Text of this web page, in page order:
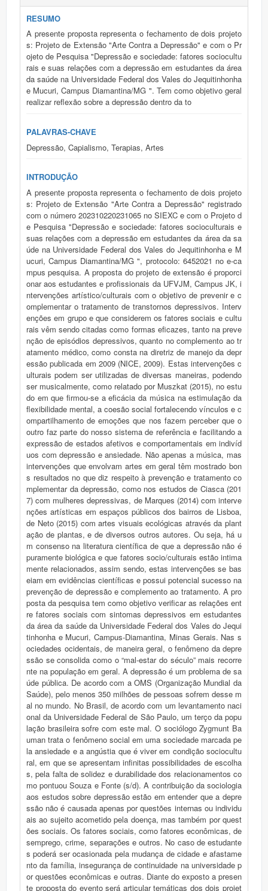
RESUMO
A presente proposta representa o fechamento de dois projeto
s: Projeto de Extensão "Arte Contra a Depressão" e com o Pr
ojeto de Pesquisa "Depressão e sociedade: fatores sociocultu
rais e suas relações com a depressão em estudantes da área
da saúde na Universidade Federal dos Vales do Jequitinhonha
e Mucuri, Campus Diamantina/MG ". Tem como objetivo geral
realizar reflexão sobre a depressão dentro da to
PALAVRAS-CHAVE
Depressão, Capialismo, Terapias, Artes
INTRODUÇÃO
A presente proposta representa o fechamento de dois projeto
s: Projeto de Extensão "Arte Contra a Depressão" registrado
com o número 202310220231065 no SIEXC e com o Projeto d
e Pesquisa "Depressão e sociedade: fatores socioculturais e
suas relações com a depressão em estudantes da área da sa
úde na Universidade Federal dos Vales do Jequitinhonha e M
ucuri, Campus Diamantina/MG ", protocolo: 6452021 no e-ca
mpus pesquisa. A proposta do projeto de extensão é proporci
onar aos estudantes e profissionais da UFVJM, Campus JK, i
ntervenções artístico/culturais com o objetivo de prevenir e c
omplementar o tratamento de transtornos depressivos. Interv
enções em grupo e que considerem os fatores sociais e cultu
rais vêm sendo citadas como formas eficazes, tanto na preve
nção de episódios depressivos, quanto no complemento ao tr
atamento médico, como consta na diretriz de manejo da depr
essão publicada em 2009 (NICE, 2009). Estas intervenções c
ulturais podem ser utilizadas de diversas maneiras, podendo
ser musicalmente, como relatado por Muszkat (2015), no estu
do em que firmou-se a eficácia da música na estimulação da
flexibilidade mental, a coesão social fortalecendo vínculos e c
ompartilhamento de emoções que nos fazem perceber que o
outro faz parte do nosso sistema de referência e facilitando a
expressão de estados afetivos e comportamentais em indivíd
uos com depressão e ansiedade. Não apenas a música, mas
intervenções que envolvam artes em geral têm mostrado bon
s resultados no que diz respeito à prevenção e tratamento co
mplementar da depressão, como nos estudos de Ciasca (201
7) com mulheres depressivas, de Marques (2014) com interve
nções artísticas em espaços públicos dos bairros de Lisboa,
de Neto (2015) com artes visuais ecológicas através da plant
ação de plantas, e de diversos outros autores. Ou seja, há u
m consenso na literatura científica de que a depressão não é
puramente biológica e que fatores socio/culturais estão intima
mente relacionados, assim sendo, estas intervenções se bas
eiam em evidências científicas e possui potencial sucesso na
prevenção de depressão e complemento ao tratamento. A pro
posta da pesquisa tem como objetivo verificar as relações ent
re fatores sociais com sintomas depressivos em estudantes
da área da saúde da Universidade Federal dos Vales do Jequi
tinhonha e Mucuri, Campus-Diamantina, Minas Gerais. Nas s
ociedades ocidentais, de maneira geral, o fenômeno da depre
ssão se consolida como o “mal-estar do século” mais recorre
nte na população em geral. A depressão é um problema de sa
úde pública. De acordo com a OMS (Organização Mundial da
Saúde), pelo menos 350 milhões de pessoas sofrem desse m
al no mundo. No Brasil, de acordo com um levantamento naci
onal da Universidade Federal de São Paulo, um terço da popu
lação brasileira sofre com este mal. O sociólogo Zygmunt Ba
uman trata o fenômeno social em uma sociedade marcada pe
la ansiedade e a angústia que é viver em condição sociocultu
ral, em que se apresentam infinitas possibilidades de escolha
s, pela falta de solidez e durabilidade dos relacionamentos co
mo pontuou Souza e Fonte (s/d). A contribuição da sociologia
aos estudos sobre depressão estão em entender que a depre
ssão não é causada apenas por questões internas ou individu
ais ao sujeito acometido pela doença, mas também por quest
ões sociais. Os fatores sociais, como fatores econômicas, de
semprego, crime, separações e outros. No caso de estudante
s poderá ser ocasionada pela mudança de cidade e afastame
nto da família, insegurança de continuidade na universidade p
or questões econômicas e outras. Diante do exposto a presen
te proposta do evento será articular temáticas dos dois projet